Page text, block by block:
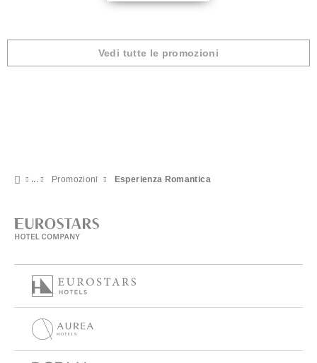
Vedi tutte le promozioni
Promozioni Esperienza Romantica